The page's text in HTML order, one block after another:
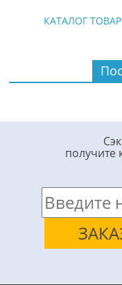
КАТАЛОГ
получите